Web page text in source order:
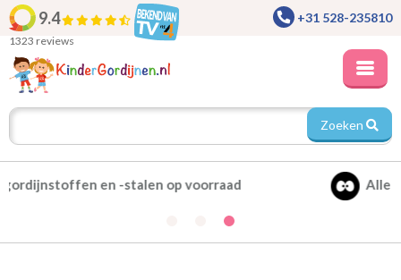
9.4
1323 reviews
+31 528-235810
Zoeken
Alle gordijnen verduisterend leverbaar